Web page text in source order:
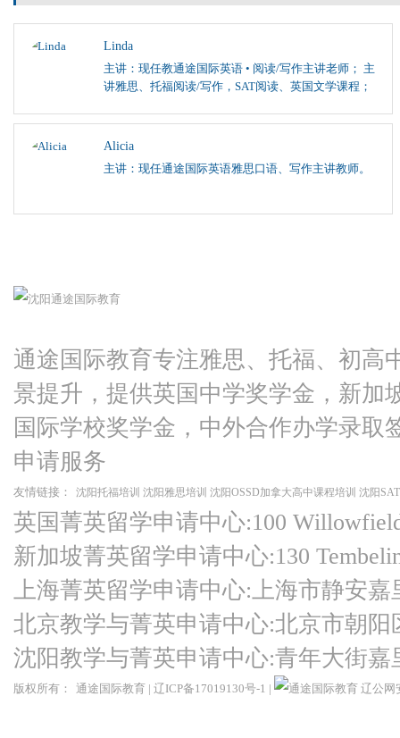
Linda
主讲：现任教通途国际英语 • 阅读/写作主讲老师； 主
讲雅思、托福阅读/写作，SAT阅读、英国文学课程；
Alicia
主讲：现任通途国际英语雅思口语、写作主讲教师。
通途国际教育专注雅思、托福、初高
景提升，提供英国中学奖学金，新加
国际学校奖学金，中外合作办学录取
申请服务
友情链接： 沈阳托福培训 沈阳雅思培训 沈阳OSSD加拿大高中课程培训 沈阳
英国菁英留学申请中心:100
新加坡菁英留学申请中心:130
上海菁英留学申请中心:上海市静安嘉
北京教学与菁英申请中心:北京市朝
沈阳教学与菁英申请中心:青年大街
版权所有： 通途国际教育 | 辽ICP备17019130号-1 | 辽公网